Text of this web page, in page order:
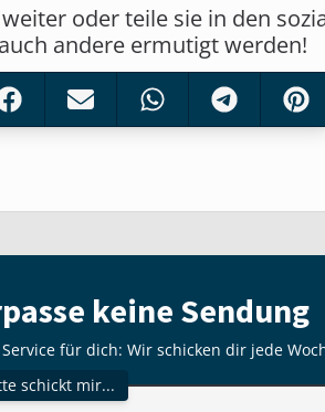
oder teile sie in den
auch andere ermutigt werden!
keine Sendung
für dich: Wir schicken dir jede
schickt mir...